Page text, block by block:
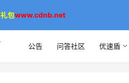
公告 问答社区 优速盾
包www.cdnb.net